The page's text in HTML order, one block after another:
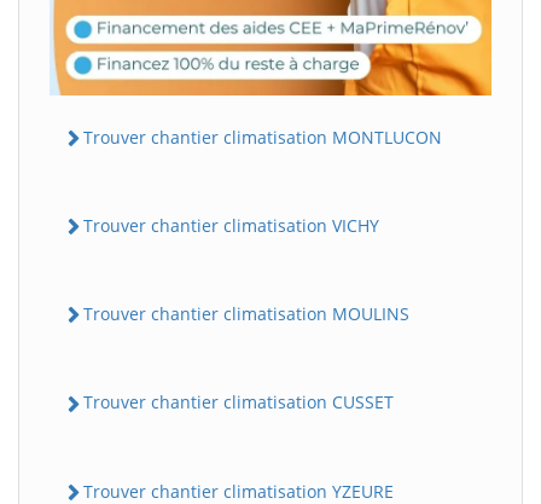
Trouver chantier climatisation MONTLUCON
Trouver chantier climatisation VICHY
Trouver chantier climatisation MOULINS
Trouver chantier climatisation CUSSET
Trouver chantier climatisation YZEURE